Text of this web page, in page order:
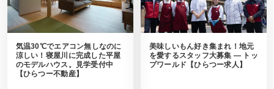
気温30℃でエアコン無しなのに
涼しい！寝屋川に完成した平屋
のモデルハウス。見学受付中
【ひらつー不動産】
美味しいもん好き集まれ！地元
を愛するスタッフ大募集 ― トッ
プワールド【ひらつー求人】